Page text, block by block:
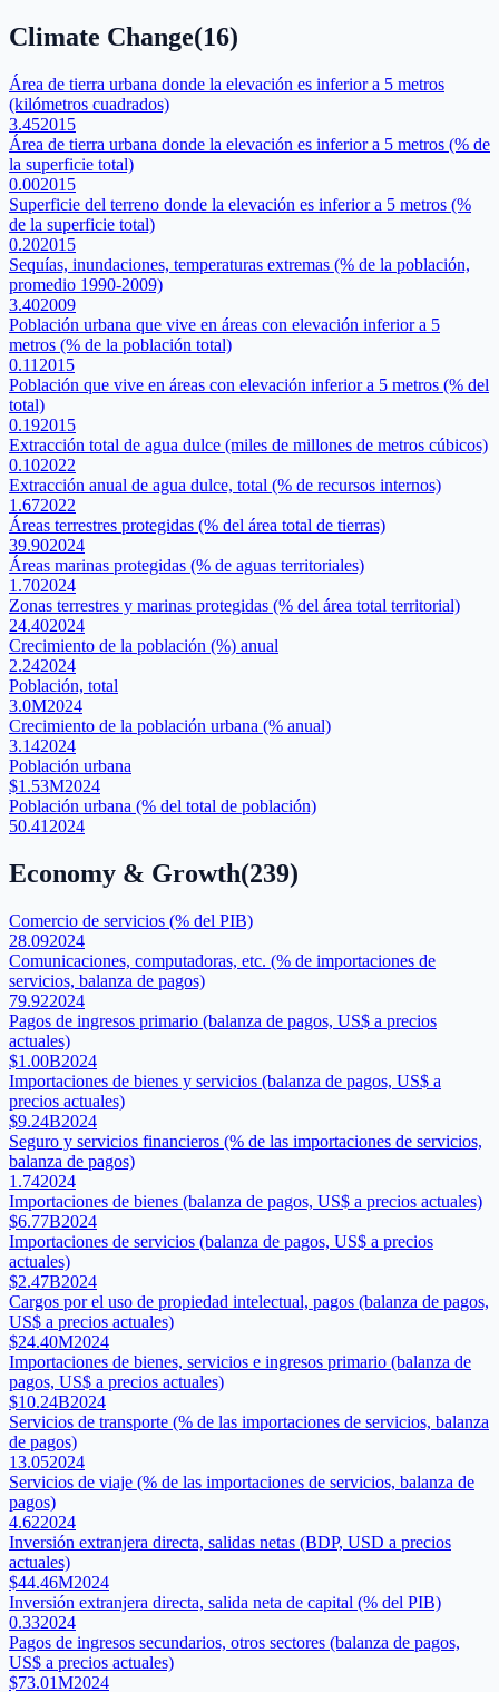
Climate Change(16)
Área de tierra urbana donde la elevación es inferior a 5 metros
(kilómetros cuadrados)
3.452015
Área de tierra urbana donde la elevación es inferior a 5 metros (% de
la superficie total)
0.002015
Superficie del terreno donde la elevación es inferior a 5 metros (%
de la superficie total)
0.202015
Sequías, inundaciones, temperaturas extremas (% de la población,
promedio 1990-2009)
3.402009
Población urbana que vive en áreas con elevación inferior a 5
metros (% de la población total)
0.11 2015
Población que vive en áreas con elevación inferior a 5 metros (% del
total)
0.192015
Extracción total de agua dulce (miles de millones de metros cúbicos)
0.102022
Extracción anual de agua dulce, total (% de recursos internos)
1.672022
Áreas terrestres protegidas (% del área total de tierras)
39.902024
Áreas marinas protegidas (% de aguas territoriales)
1.702024
Zonas terrestres y marinas protegidas (% del área total territorial)
24.402024
Crecimiento de la población (%) anual
2.242024
Población, total
3.0M2024
Crecimiento de la población urbana (% anual)
3.142024
Población urbana
$1.53M2024
Población urbana (% del total de población)
50.41 2024
Economy & Growth(239)
Comercio de servicios (% del PIB)
28.092024
Comunicaciones, computadoras, etc. (% de importaciones de
servicios, balanza de pagos)
79.922024
Pagos de ingresos primario (balanza de pagos, US$ a precios
actuales)
$1.00B2024
Importaciones de bienes y servicios (balanza de pagos, US$ a
precios actuales)
$9.24B2024
Seguro y servicios financieros (% de las importaciones de servicios,
balanza de pagos)
1.742024
Importaciones de bienes (balanza de pagos, US$ a precios actuales)
$6.77B2024
Importaciones de servicios (balanza de pagos, US$ a precios
actuales)
$2.47B2024
Cargos por el uso de propiedad intelectual, pagos (balanza de pagos,
US$ a precios actuales)
$24.40M2024
Importaciones de bienes, servicios e ingresos primario (balanza de
pagos, US$ a precios actuales)
$10.24B2024
Servicios de transporte (% de las importaciones de servicios, balanza
de pagos)
13.052024
Servicios de viaje (% de las importaciones de servicios, balanza de
pagos)
4.622024
Inversión extranjera directa, salidas netas (BDP, USD a precios
actuales)
$44.46M2024
Inversión extranjera directa, salida neta de capital (% del PIB)
0.332024
Pagos de ingresos secundarios, otros sectores (balanza de pagos,
US$ a precios actuales)
$73.01M2024